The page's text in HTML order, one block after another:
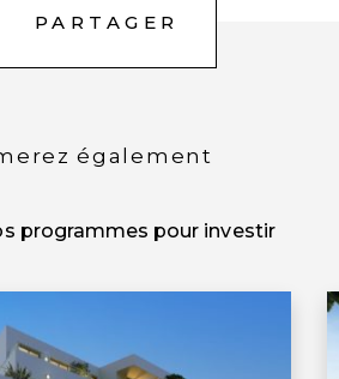
up spécialisées dans
(TIC). Les structures
Center), reconnu
PARTAGER
également
programmes pour investir